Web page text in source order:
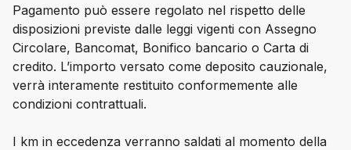
Pagamento può essere regolato nel rispetto delle
disposizioni previste dalle leggi vigenti con Assegno
Circolare, Bancomat, Bonifico bancario o Carta di
credito. L’importo versato come deposito cauzionale,
verrà interamente restituito conformemente alle
condizioni contrattuali.
I km in eccedenza verranno saldati al momento della